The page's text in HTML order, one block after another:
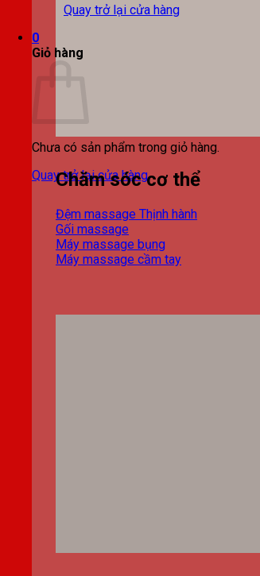
Quay trở lại cửa hàng
0
Giỏ hàng
Chưa có sản phẩm trong giỏ hàng.
Quay trở lại cửa hàng
Chăm sóc cơ thể
Đệm massage
Gối massage
Máy massage bụng
Máy massage cầm tay